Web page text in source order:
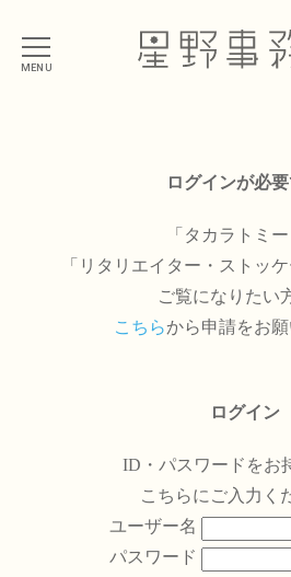
ログインが必
「タカラトミ
「リタリエイター・ストッ
ご覧になりたい
こちらから申請をお願
ログイン
ID・パスワードをお
こちらにご入力く
ユーザー名
パスワード
MENU